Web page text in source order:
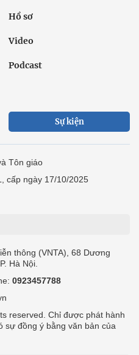
Hồ sơ
Video
Podcast
Sự kiện
Tôn giáo
cấp ngày 17/10/2025
thông (VNTA), 68 Dương
Hà Nội.
0923457788
reserved. Chỉ được phát hành
sự đồng ý bằng văn bản của